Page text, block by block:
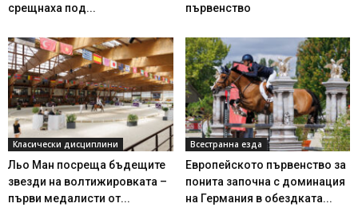
срещнаха под...
първенство
Класически дисциплини
Льо Ман посреща бъдещите
звезди на волтижировката –
първи медалисти от...
Всестранна езда
Европейското първенство за
понита започна с доминация
на Германия в обездката...